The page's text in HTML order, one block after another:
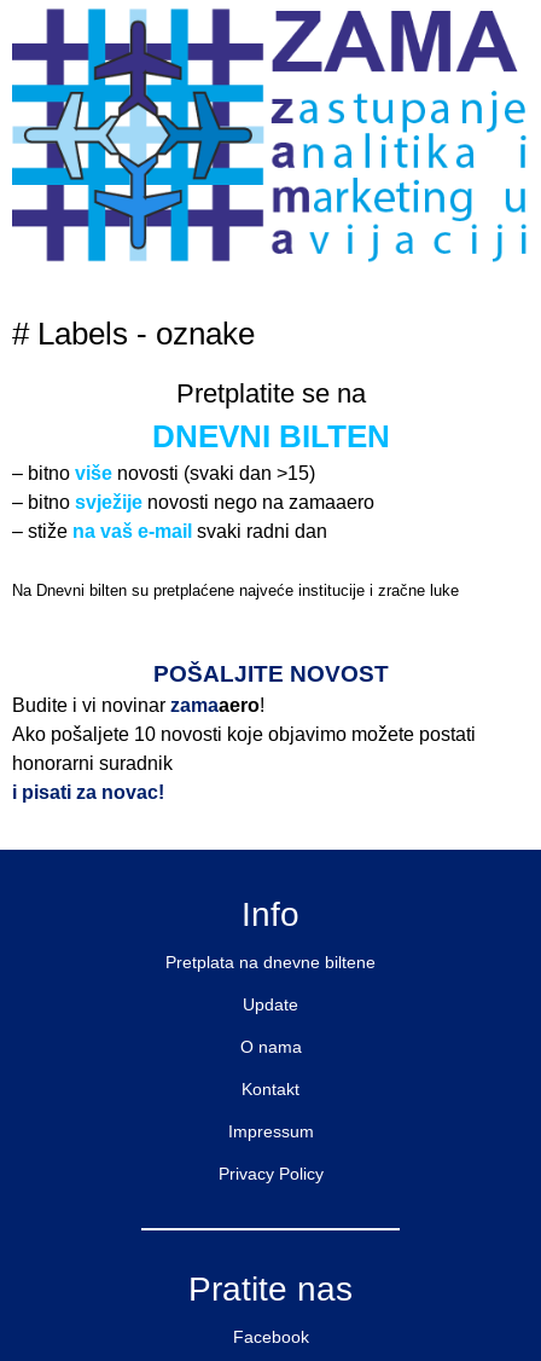
# Labels - oznake
Pretplatite se na
DNEVNI BILTEN
– bitno više novosti (svaki dan >15)
– bitno svježije novosti nego na zamaaero
– stiže na vaš e-mail svaki radni dan
Na Dnevni bilten su pretplaćene najveće institucije i zračne luke
POŠALJITE NOVOST
Budite i vi novinar zamaaero!
Ako pošaljete 10 novosti koje objavimo možete postati
honorarni suradnik
i pisati za novac!
Info
Pretplata na dnevne biltene
Update
O nama
Kontakt
Impressum
Privacy Policy
Pratite nas
Facebook